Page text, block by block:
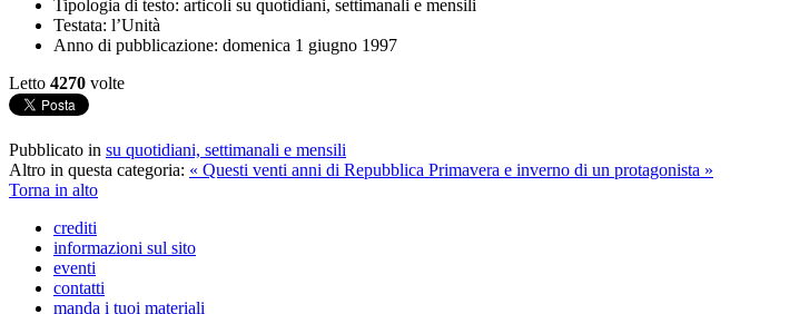
Tipologia di testo: articoli su quotidiani, settimanali e mensili
Testata: l’Unità
Anno di pubblicazione: domenica 1 giugno 1997
Letto 4270 volte
Pubblicato in su quotidiani, settimanali e mensili
Altro in questa categoria: « Questi venti anni di Repubblica Primavera e inverno di un protagonista »
Torna in alto
crediti
informazioni sul sito
eventi
contatti
manda i tuoi materiali